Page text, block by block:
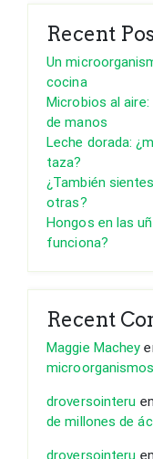
Recent
Un
cocina
Microbios al
de manos
Leche dorada:
taza?
¿También
otras?
Hongos en las
funciona?
Recent
Maggie Machey
droversointeru en
de millones de
droversointeru en